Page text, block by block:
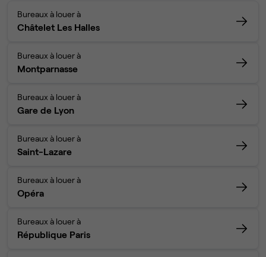
Bureaux à louer à
Châtelet Les Halles
Bureaux à louer à
Montparnasse
Bureaux à louer à
Gare de Lyon
Bureaux à louer à
Saint-Lazare
Bureaux à louer à
Opéra
Bureaux à louer à
République Paris